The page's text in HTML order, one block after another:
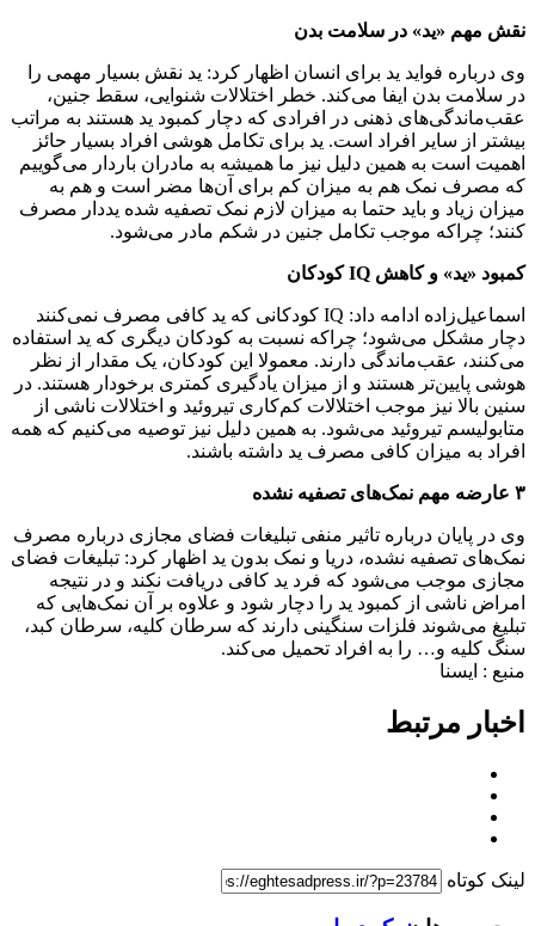
نقش مهم «ید» در سلامت بدن
وی درباره فواید ید برای انسان اظهار کرد: ید نقش بسیار مهمی را
در سلامت بدن ایفا می‌کند. خطر اختلالات شنوایی، سقط جنین،
عقب‌ماندگی‌های ذهنی در افرادی که دچار کمبود ید هستند به مراتب
بیشتر از سایر افراد است. ید برای تکامل هوشی افراد بسیار حائز
اهمیت است به همین دلیل نیز ما همیشه به مادران باردار می‌گوییم
که مصرف نمک هم به میزان کم برای آن‌ها مضر است و هم به
میزان زیاد و باید حتما به میزان لازم نمک تصفیه شده یددار مصرف
کنند؛ چراکه موجب تکامل جنین در شکم مادر می‌شود.
کمبود «ید» و کاهش IQ کودکان
اسماعیل‌زاده ادامه داد: IQ کودکانی که ید کافی مصرف نمی‌کنند
دچار مشکل می‌شود؛ چراکه نسبت به کودکان دیگری که ید استفاده
می‌کنند، عقب‌ماندگی دارند. معمولا این کودکان، یک مقدار از نظر
هوشی پایین‌تر هستند و از میزان یادگیری کمتری برخودار هستند. در
سنین بالا نیز موجب اختلالات کم‌کاری تیروئید و اختلالات ناشی از
متابولیسم تیروئید می‌شود. به همین دلیل نیز توصیه می‌کنیم که همه
افراد به میزان کافی مصرف ید داشته باشند.
۳ عارضه مهم نمک‌های تصفیه نشده
وی در پایان درباره تاثیر منفی تبلیغات فضای مجازی درباره مصرف
نمک‌های تصفیه نشده، دریا و نمک بدون ید اظهار کرد: تبلیغات فضای
مجازی موجب می‌شود که فرد ید کافی دریافت نکند و در نتیجه
امراض ناشی از کمبود ید را دچار شود و علاوه بر آن نمک‌هایی که
تبلیغ می‌شوند فلزات سنگینی دارند که سرطان کلیه، سرطان کبد،
سنگ کلیه و… را به افراد تحمیل می‌کند.
منبع : ایسنا
اخبار مرتبط
لینک کوتاه